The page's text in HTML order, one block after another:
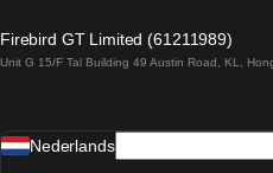
Treinen van
Firebird GT Limited (61211989)
Unit G 15/F Tal Building 49 Austin Road, KL,
Nederlands